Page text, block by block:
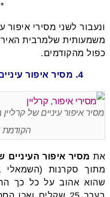
ונעבור לשני מסירי איפור
משמעותית שלמרבית
כפול מהקודמים.
4. מסיר איפור עיניים ושפתיים של קרליין
מסיר איפור עיניים של
את מסיר איפור העיניים
מתוך סקרנות (השמאלי
שהוא אהוב על כל כך